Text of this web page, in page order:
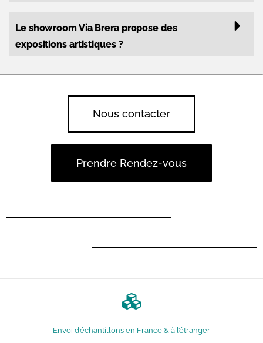
Le showroom Via Brera propose des
expositions artistiques ?
Nous contacter
Prendre Rendez-vous
Envoi d’échantillons en France & à l’étranger